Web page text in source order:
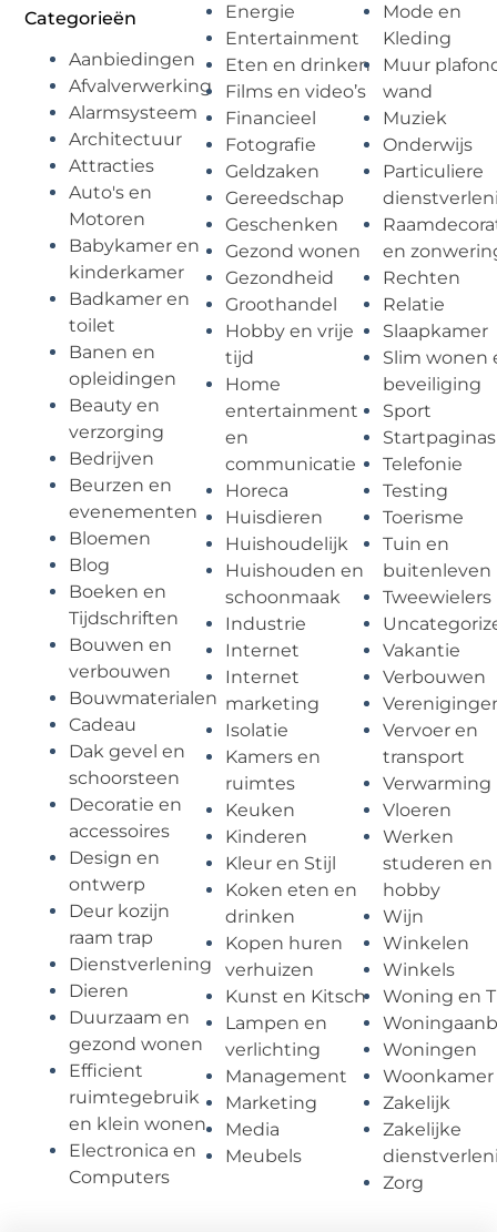
Categorieën
Aanbiedingen
Afvalverwerking
Alarmsysteem
Architectuur
Attracties
Auto's en
Motoren
Babykamer en
kinderkamer
Badkamer en
toilet
Banen en
opleidingen
Beauty en
verzorging
Bedrijven
Beurzen en
evenementen
Bloemen
Blog
Boeken en
Tijdschriften
Bouwen en
verbouwen
Bouwmaterialen
Cadeau
Dak gevel en
schoorsteen
Decoratie en
accessoires
Design en
ontwerp
Deur kozijn
raam trap
Dienstverlening
Dieren
Duurzaam en
gezond wonen
Efficient
ruimtegebruik
en klein wonen
Electronica en
Computers
Energie
Entertainment
Eten en drinken
Films en video’s
Financieel
Fotografie
Geldzaken
Gereedschap
Geschenken
Gezond wonen
Gezondheid
Groothandel
Hobby en vrije
tijd
Home
entertainment
en
communicatie
Horeca
Huisdieren
Huishoudelijk
Huishouden en
schoonmaak
Industrie
Internet
Internet
marketing
Isolatie
Kamers en
ruimtes
Keuken
Kinderen
Kleur en Stijl
Koken eten en
drinken
Kopen huren
verhuizen
Kunst en Kitsch
Lampen en
verlichting
Management
Marketing
Media
Meubels
Mode en
Kleding
Muur
wand
Muziek
Onderwijs
Particuliere
en
Rechten
Relatie
Slaapkamer
Slim wonen
beveiliging
Sport
Startpaginas
Telefonie
Testing
Toerisme
Tuin en
buitenleven
Tweewielers
Vakantie
Verbouwen
Vervoer en
transport
Verwarming
Vloeren
Werken
studeren en
hobby
Wijn
Winkelen
Winkels
Woning en
Woningen
Woonkamer
Zakelijk
Zakelijke
Zorg